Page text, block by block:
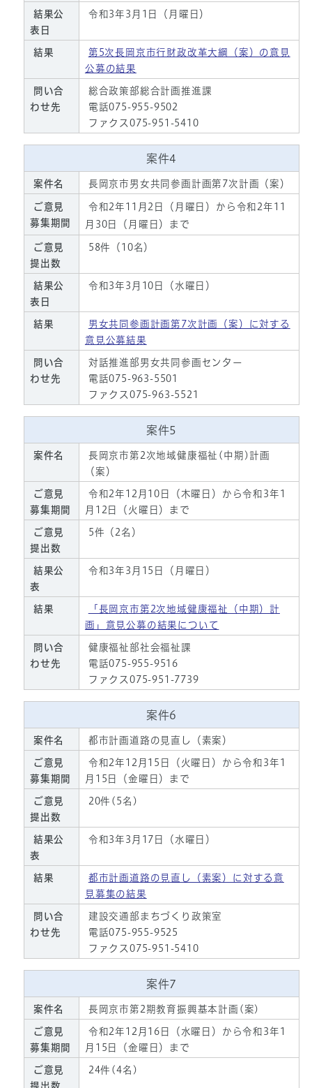
結果公
表日
令和3年3月1日（月曜日）
結果
第5次長岡京市行財政改革大綱（案）の意見
公募の結果
問い合
わせ先
総合政策部総合計画推進課
電話075-955-9502
ファクス075-951-5410
案件4
案件名 長岡京市男女共同参画計画第7次計画（案）
ご意見
募集期間
令和2年11月2日（月曜日）から令和2年11
月30日（月曜日）まで
ご意見
提出数
58件（10名）
結果公
表日
令和3年3月10日（水曜日）
結果
男女共同参画計画第7次計画（案）に対する
意見公募結果
問い合
わせ先
対話推進部男女共同参画センター
電話075-963-5501
ファクス075-963-5521
案件5
案件名
長岡京市第2次地域健康福祉(中期)計画
（案）
ご意見
募集期間
令和2年12月10日（木曜日）から令和3年1
月12日（火曜日）まで
ご意見
提出数
5件（2名）
結果公
表
令和3年3月15日（月曜日）
結果
「長岡京市第2次地域健康福祉（中期）計
画」意見公募の結果について
問い合
わせ先
健康福祉部社会福祉課
電話075-955-9516
ファクス075-951-7739
案件6
案件名 都市計画道路の見直し（素案）
ご意見
募集期間
令和2年12月15日（火曜日）から令和3年1
月15日（金曜日）まで
ご意見
提出数
20件(5名)
結果公
表
令和3年3月17日（水曜日）
結果
都市計画道路の見直し（素案）に対する意
見募集の結果
問い合
わせ先
建設交通部まちづくり政策室
電話075-955-9525
ファクス075-951-5410
案件7
案件名 長岡京市第2期教育振興基本計画(案)
ご意見
募集期間
令和2年12月16日（水曜日）から令和3年1
月15日（金曜日）まで
ご意見
提出数
24件(4名)